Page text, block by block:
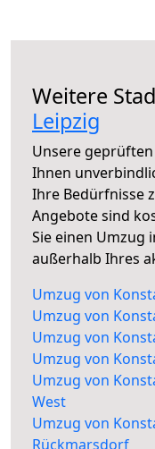
Weitere
Leipzig
Unsere
Ihnen
Ihre Bedürfnisse
Angebote sind
Sie einen Umzug
außerhalb Ihres
Umzug von
Umzug von
Umzug von
Umzug von
Umzug von
West
Umzug von
Rückmarsdorf